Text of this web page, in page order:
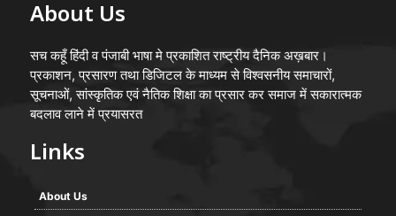
About Us
सच कहूँ हिंदी व पंजाबी भाषा मे प्रकाशित राष्ट्रीय दैनिक अख़बार।
प्रकाशन, प्रसारण तथा डिजिटल के माध्यम से विश्वसनीय समाचारों,
सूचनाओं, सांस्कृतिक एवं नैतिक शिक्षा का प्रसार कर समाज में सकारात्मक
बदलाव लाने में प्रयासरत
Links
About Us